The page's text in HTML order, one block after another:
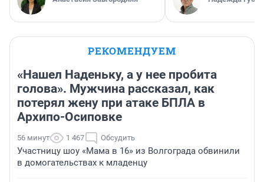
РЕКОМЕНДУЕМ
«Нашел Наденьку, а у нее пробита
голова». Мужчина рассказал, как
потерял жену при атаке БПЛА в
Архипо-Осиповке
56 минут 1 467 Обсудить
Участницу шоу «Мама в 16» из Волгограда обвинили
в домогательствах к младенцу